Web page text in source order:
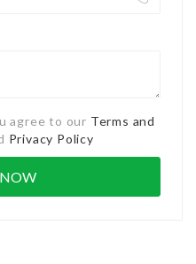
agree to our Terms and
Privacy Policy